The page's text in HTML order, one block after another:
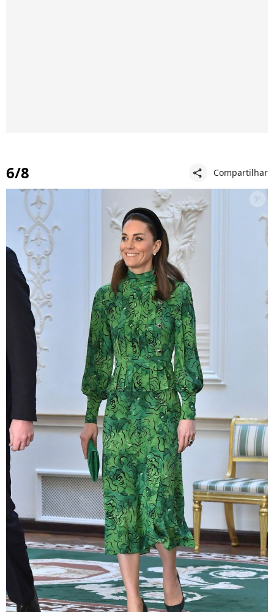
6/8 share Compartilhar